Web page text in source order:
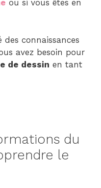
ou si vous êtes en
connaissances
avez besoin pour
de dessin en tant
du
le